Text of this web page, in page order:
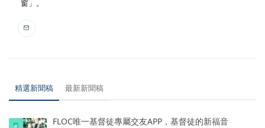
窗」。
精選新聞稿 最新新聞稿
FLOC唯一基督徒專屬交友APP，基督徒的新福音